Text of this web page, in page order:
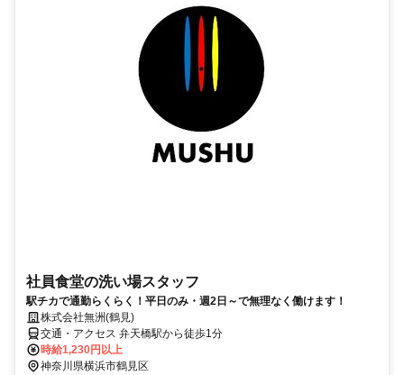
社員食堂の洗い場スタッフ
駅チカで通勤らくらく！平日のみ・週2日～で無理なく働けます！
株式会社無洲(鶴見)
交通・アクセス 弁天橋駅から徒歩1分
時給1,230円以上
神奈川県横浜市鶴見区